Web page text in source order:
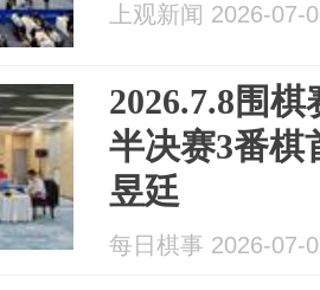
上观新闻 2026-07-
2026.7.8围
半决赛3番棋
昱廷
每日棋事 2026-07-